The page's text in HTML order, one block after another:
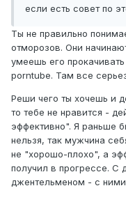
если есть совет по
Ты не правильно
отморозов. Они
умеешь его
porntube. Там все
Реши чего ты хочешь и
то тебе не нравится -
эффективно". Я раньше
нельзя, так мужчина
не "хорошо-плохо", а
получил в прогрессе. С
джентельменом - с